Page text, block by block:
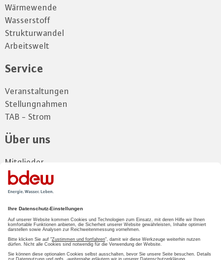
Wärmewende
Wasserstoff
Strukturwandel
Arbeitswelt
Service
Veranstaltungen
Stellungnahmen
TAB - Strom
Über uns
Mitglieder
Vorstand
Landesgruppe
Zum Mitgliederbereich